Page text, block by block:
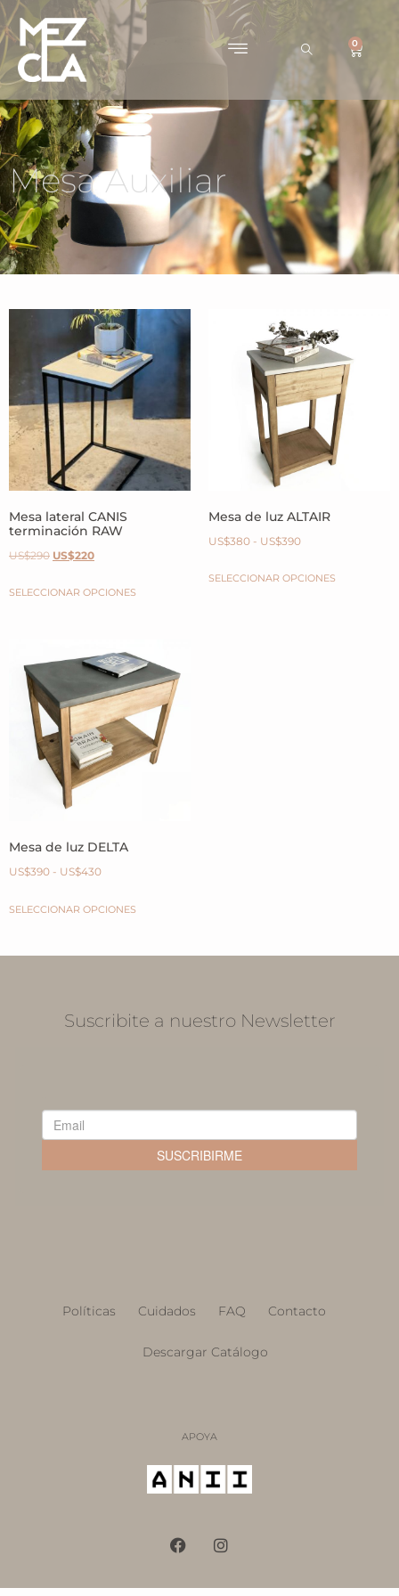
0
Mesa Auxiliar
Mesa lateral CANIS
terminación RAW
US$290 US$220
SELECCIONAR OPCIONES
Mesa de luz ALTAIR
US$380 - US$390
SELECCIONAR OPCIONES
Mesa de luz DELTA
US$390 - US$430
SELECCIONAR OPCIONES
Suscribite a nuestro Newsletter
Políticas Cuidados FAQ Contacto
Descargar Catálogo
APOYA